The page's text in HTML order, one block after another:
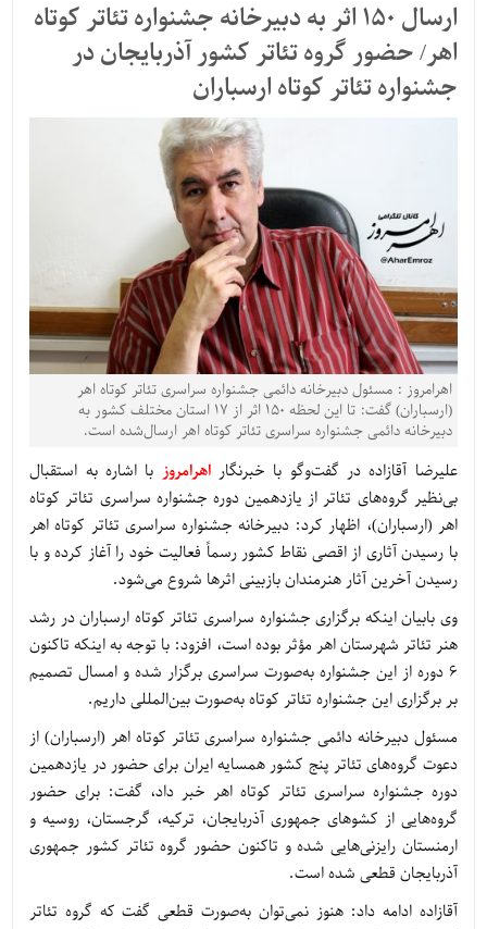
ارسال ۱۵۰ اثر به دبیرخانه جشنواره تئاتر کوتاه
اهر/ حضور گروه تئاتر کشور آذربایجان در
جشنواره تئاتر کوتاه ارسباران
اهرامروز : مسئول دبیرخانه دائمی جشنواره سراسری تئاتر کوتاه اهر
(ارسباران) گفت: تا این لحظه ۱۵۰ اثر از ۱۷ استان مختلف کشور به
دبیرخانه دائمی جشنواره سراسری تئاتر کوتاه اهر ارسال‌شده است.
علیرضا آقازاده در گفت‌وگو با خبرنگاراهرامروز با اشاره به استقبال
بی‌نظیر گروه‌های تئاتر از یازدهمین دوره جشنواره سراسری تئاتر کوتاه
اهر (ارسباران)، اظهار کرد: دبیرخانه جشنواره سراسری تئاتر کوتاه اهر
با رسیدن آثاری از اقصی نقاط کشور رسماً فعالیت خود را آغاز کرده و با
رسیدن آخرین آثار هنرمندان بازبینی اثرها شروع می‌شود.
وی بابیان اینکه برگزاری جشنواره سراسری تئاتر کوتاه ارسباران در رشد
هنر تئاتر شهرستان اهر مؤثر بوده است، افزود: با توجه به اینکه تاکنون
6 دوره از این جشنواره به‌صورت سراسری برگزار شده و امسال تصمیم
بر برگزاری این جشنواره تئاتر کوتاه به‌صورت بین‌المللی داریم.
مسئول دبیرخانه دائمی جشنواره سراسری تئاتر کوتاه اهر (ارسباران) از
دعوت گروه‌های تئاتر پنج کشور همسایه ایران برای حضور در یازدهمین
دوره جشنواره سراسری تئاتر کوتاه اهر خبر داد، گفت: برای حضور
گروه‌هایی از کشوهای جمهوری آذربایجان، ترکیه، گرجستان، روسیه و
ارمنستان رایزنی‌هایی شده و تاکنون حضور گروه تئاتر کشور جمهوری
آذربایجان قطعی شده است.
آقازاده ادامه داد: هنوز نمی‌توان به‌صورت قطعی گفت که گروه تئاتر